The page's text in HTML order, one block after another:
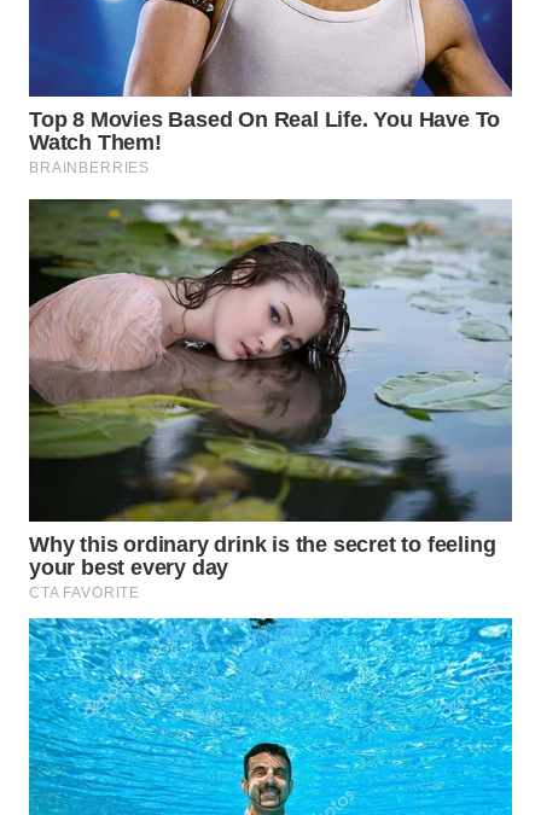
WN
SUKABUMI
WN
PURWAKARTA
WN
PRIANGAN
TIMUR
WN
SEMARANG
WN
SOLO
BOROBUDUR
WN
MADURA
WN
SURABAYA